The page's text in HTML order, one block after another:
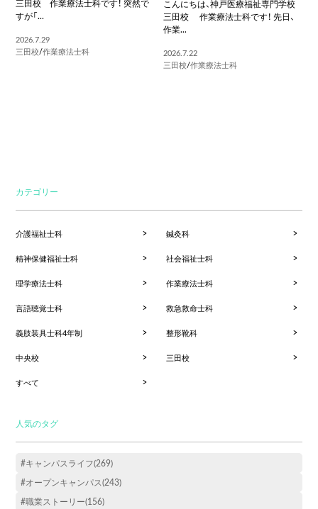
三田校 作業療法士科です！ 突然で
すが「...
2026.7.29
三田校/作業療法士科
こんにちは、神戸医療福祉専門学校
三田校 作業療法士科です！ 先日、
作業...
2026.7.22
三田校/作業療法士科
カテゴリー
介護福祉士科 鍼灸科
精神保健福祉士科 社会福祉士科
理学療法士科 作業療法士科
言語聴覚士科 救急救命士科
義肢装具士科4年制 整形靴科
中央校 三田校
すべて
人気のタグ
#キャンパスライフ(269)
#オープンキャンパス(243)
#職業ストーリー(156)